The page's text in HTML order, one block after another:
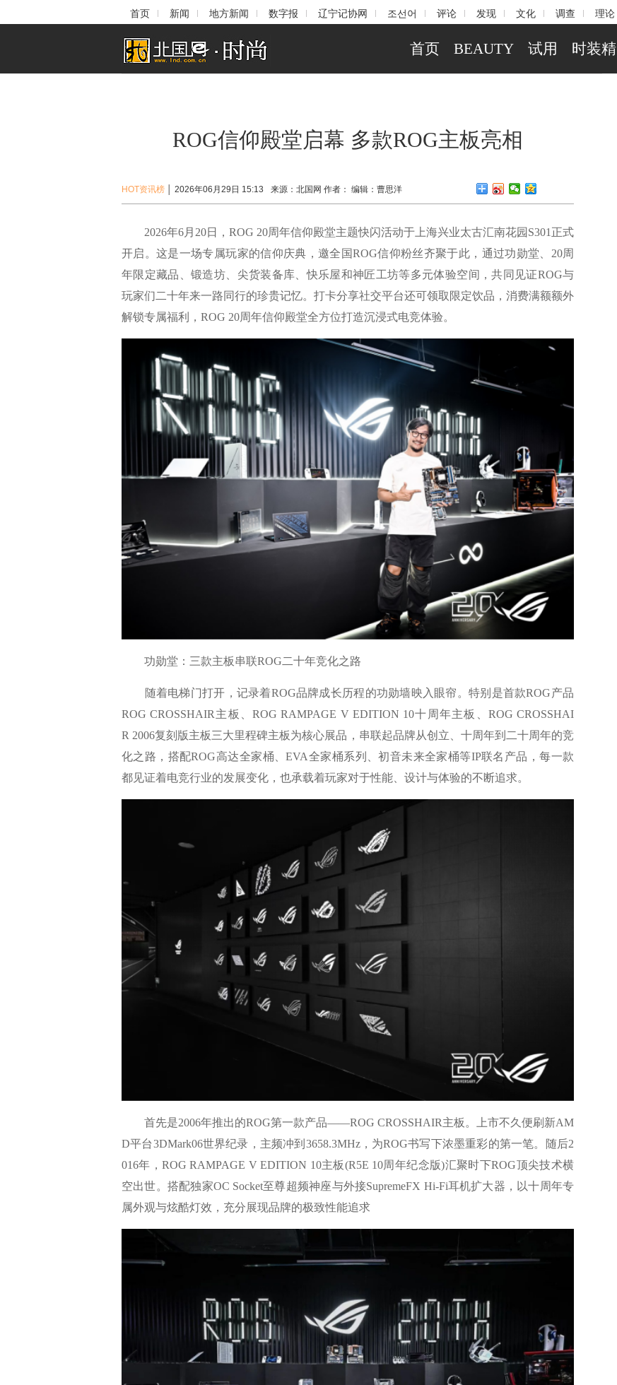
首页 新闻 地方新闻 数字报 辽宁记协网 조선어 评论 发现 文化 调查 理论
首页 BEAUTY 试用 时装精
ROG信仰殿堂启幕 多款ROG主板亮相
HOT资讯榜 2026年06月29日 15:13 来源： 北国网 作者： 编辑： 曹思洋
2026年6月20日，ROG 20周年信仰殿堂主题快闪活动于上海兴业太古汇南花园S301正式
开启。这是一场专属玩家的信仰庆典，邀全国ROG信仰粉丝齐聚于此，通过功勋堂、20周
年限定藏品、锻造坊、尖货装备库、快乐屋和神匠工坊等多元体验空间，共同见证ROG与
玩家们二十年来一路同行的珍贵记忆。打卡分享社交平台还可领取限定饮品，消费满额额外
解锁专属福利，ROG 20周年信仰殿堂全方位打造沉浸式电竞体验。
功勋堂：三款主板串联ROG二十年竞化之路
随着电梯门打开，记录着ROG品牌成长历程的功勋墙映入眼帘。特别是首款ROG产品
ROG CROSSHAIR主板、ROG RAMPAGE V EDITION 10十周年主板、ROG CROSSHAI
R 2006复刻版主板三大里程碑主板为核心展品，串联起品牌从创立、十周年到二十周年的竞
化之路，搭配ROG高达全家桶、EVA全家桶系列、初音未来全家桶等IP联名产品，每一款
都见证着电竞行业的发展变化，也承载着玩家对于性能、设计与体验的不断追求。
首先是2006年推出的ROG第一款产品——ROG CROSSHAIR主板。上市不久便刷新AM
D平台3DMark06世界纪录，主频冲到3658.3MHz，为ROG书写下浓墨重彩的第一笔。随后2
016年，ROG RAMPAGE V EDITION 10主板(R5E 10周年纪念版)汇聚时下ROG顶尖技术横
空出世。搭配独家OC Socket至尊超频神座与外接SupremeFX Hi-Fi耳机扩大器，以十周年专
属外观与炫酷灯效，充分展现品牌的极致性能追求